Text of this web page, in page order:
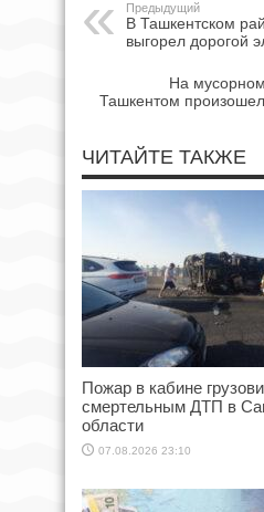
Предыдущий
В Ташкентском
выгорел дорогой
На
Ташкентом
ЧИТАЙТЕ ТАКЖЕ
Пожар в кабине
смертельным ДТП в
области
07.08.2026 23:10